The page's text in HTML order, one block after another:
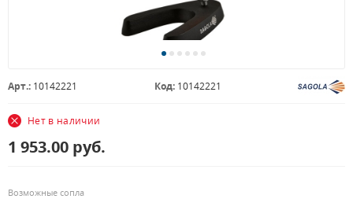
Арт.: 10142221 Код: 10142221
Нет в наличии
1 953.00 руб.
Возможные сопла